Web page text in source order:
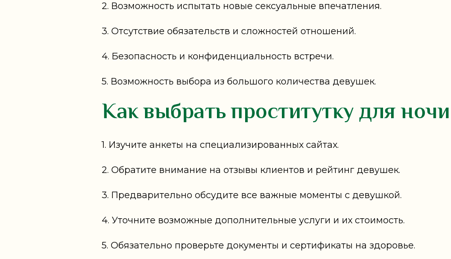
2. Возможность испытать новые сексуальные впечатления.
3. Отсутствие обязательств и сложностей отношений.
4. Безопасность и конфиденциальность встречи.
5. Возможность выбора из большого количества девушек.
Как выбрать проститутку для ночи
1. Изучите анкеты на специализированных сайтах.
2. Обратите внимание на отзывы клиентов и рейтинг девушек.
3. Предварительно обсудите все важные моменты с девушкой.
4. Уточните возможные дополнительные услуги и их стоимость.
5. Обязательно проверьте документы и сертификаты на здоровье.